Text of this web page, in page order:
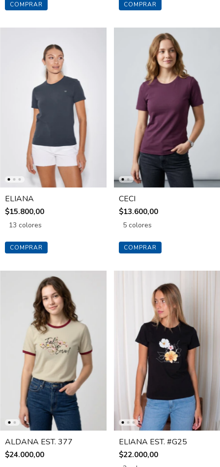
COMPRAR COMPRAR
ELIANA
$15.800,00
13 colores
COMPRAR
CECI
$13.600,00
5 colores
COMPRAR
ALDANA EST. 377
$24.000,00
ELIANA EST. #G25
$22.000,00